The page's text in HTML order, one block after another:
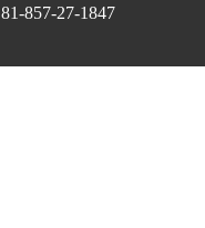
81-857-27-1847